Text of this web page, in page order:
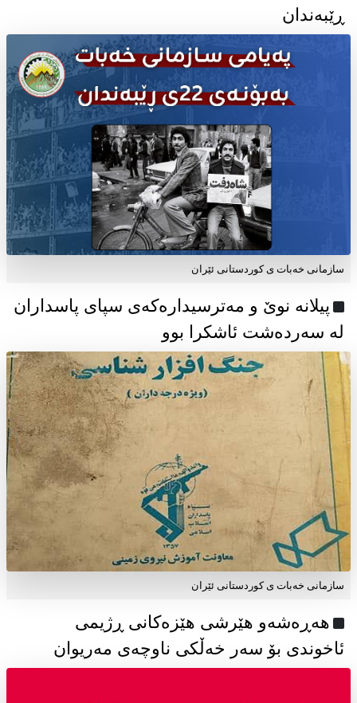
ڕێبەندان
سازمانی خەبات ی كوردستانی ئێران
پیلانە نوێ و مەترسیدارەکەی سپای پاسداران
لە سەردەشت ئاشکرا بوو
سازمانی خەبات ی كوردستانی ئێران
هەڕەشەو هێرشی هێزەکانی ڕژیمی
ئاخوندی بۆ سەر خەڵکی ناوچەی مەریوان